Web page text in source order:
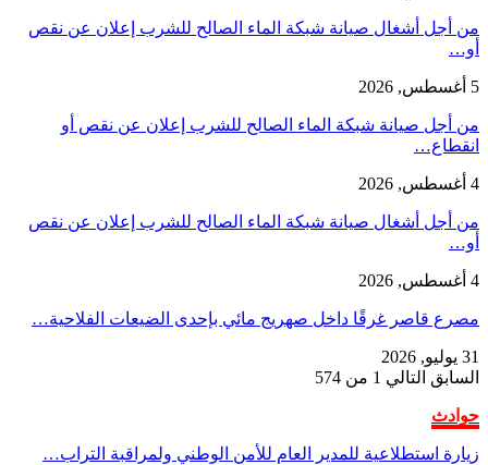
من أجل أشغال صيانة شبكة الماء الصالح للشرب إعلان عن نقص
أو…
5 أغسطس, 2026
من أجل صيانة شبكة الماء الصالح للشرب إعلان عن نقص أو
انقطاع…
4 أغسطس, 2026
من أجل أشغال صيانة شبكة الماء الصالح للشرب إعلان عن نقص
أو…
4 أغسطس, 2026
مصرع قاصر غرقًا داخل صهريج مائي بإحدى الضيعات الفلاحية…
31 يوليو, 2026
السابق التالي 1 من 574
حوادث
زيارة استطلاعية للمدير العام للأمن الوطني ولمراقبة التراب…